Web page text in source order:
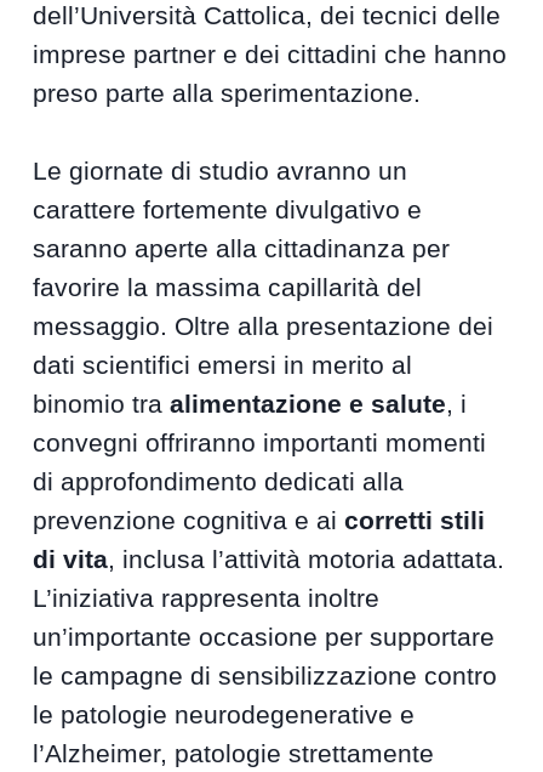
dell’Università Cattolica, dei tecnici delle
imprese partner e dei cittadini che hanno
preso parte alla sperimentazione.
Le giornate di studio avranno un
carattere fortemente divulgativo e
saranno aperte alla cittadinanza per
favorire la massima capillarità del
messaggio. Oltre alla presentazione dei
dati scientifici emersi in merito al
binomio traalimentazione e salute, i
convegni offriranno importanti momenti
di approfondimento dedicati alla
prevenzione cognitiva e aicorretti stili
di vita, inclusa l’attività motoria adattata.
L’iniziativa rappresenta inoltre
un’importante occasione per supportare
le campagne di sensibilizzazione contro
le patologie neurodegenerative e
l’Alzheimer, patologie strettamente